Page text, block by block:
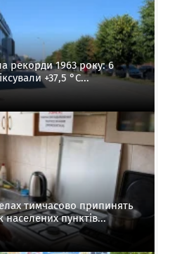
рекорди 1963 року: 6
+37,5 °C...
тимчасово припинять
населених пунктів...